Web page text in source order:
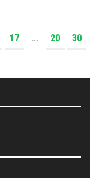
17 ... 20
30